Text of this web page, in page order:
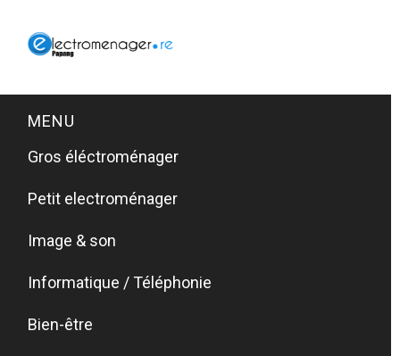
MENU
Gros éléctroménager
Petit electroménager
Image & son
Informatique / Téléphonie
Bien-être